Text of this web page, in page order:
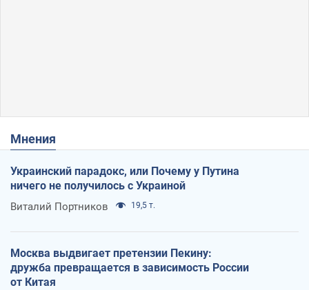
Мнения
Украинский парадокс, или Почему у Путина
ничего не получилось с Украиной
Виталий Портников 19,5 т.
Москва выдвигает претензии Пекину:
дружба превращается в зависимость России
от Китая